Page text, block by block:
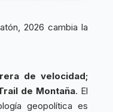
2026 cambia la
de velocidad;
de Montaña. El
geopolítica es